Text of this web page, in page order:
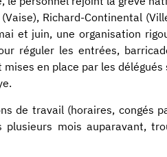
Richard-Continental
et juin, une organisation
réguler les entrées,
en place par les délégués
de travail (horaires, congés
plusieurs mois auparavant,